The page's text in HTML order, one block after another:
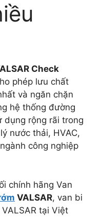
Check
phép lưu chất
và ngăn chặn
hệ thống đường
dụng rộng rãi trong
nước thải, HVAC,
công nghiệp
chính hãng Van
VALSAR, van bi
tại Việt